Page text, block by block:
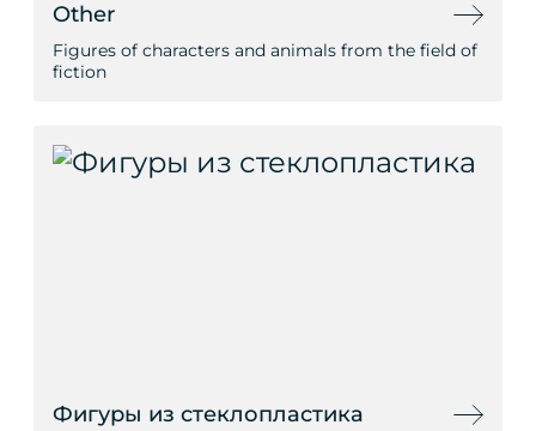
Other
Figures of characters and animals from the field of
fiction
Фигуры из стеклопластика